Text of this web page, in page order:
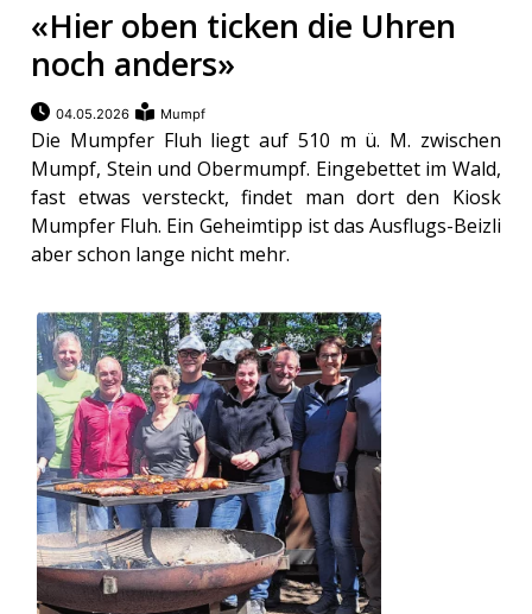
«Hier oben ticken die Uhren
noch anders»
04.05.2026 Mumpf
Die Mumpfer Fluh liegt auf 510 m ü. M. zwischen
Mumpf, Stein und Obermumpf. Eingebettet im Wald,
fast etwas versteckt, findet man dort den Kiosk
Mumpfer Fluh. Ein Geheimtipp ist das Ausflugs-Beizli
aber schon lange nicht mehr.